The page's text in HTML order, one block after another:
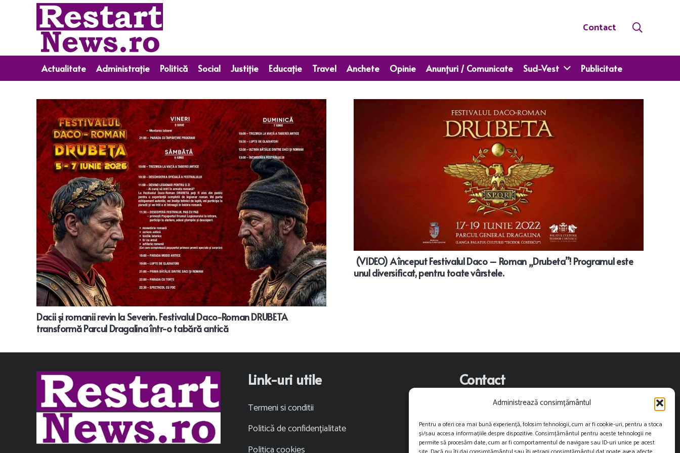
Administrează consimțământul
Pentru a oferi cea mai bună experiență, folosim tehnologii, cum ar fi cookie-uri, pentru a stoca
și/sau accesa informațiile despre dispozitive. Consimțământul pentru aceste tehnologii ne
permite să procesăm date, cum ar fi comportamentul de navigare sau ID-uri unice pe acest
Contact
Actualitate Administrație Politică Social Justiție Educație Travel Anchete Opinie Anunțuri / Comunicate Sud-Vest Publicitate
Dacii și romanii revin la Severin. Festivalul Daco-Roman DRUBETA
transformă Parcul Dragalina într-o tabără antică
(VIDEO) A început Festivalul Daco – Roman „Drubeta”! Programul este
unul diversificat, pentru toate vârstele.
Link-uri utile
Termeni si conditii
Politică de confidențialitate
Politica cookies
Contact
contact@restartnews.ro
publicitate@restartnews.ro
+40756822613